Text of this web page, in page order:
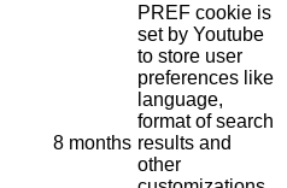
8 months
PREF cookie is
set by Youtube
to store user
preferences like
language,
format of search
results and
other